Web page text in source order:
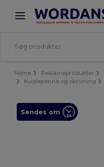
× Wordans-app
Bedre priser i appen!
Home Reklameprodukter
Kuglepenne og skrivning
Sendes om